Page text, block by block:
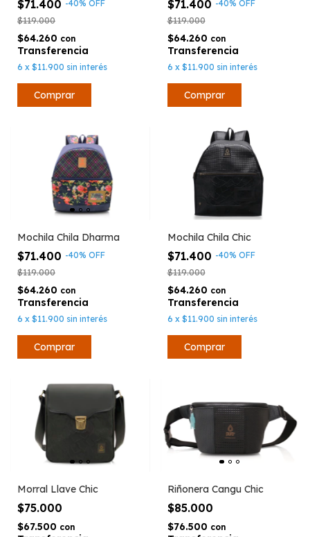
$71.400 -40% OFF
$119.000
$64.260 con
6 x $11.900 sin interés
$71.400 -40% OFF
$119.000
$64.260 con
6 x $11.900 sin interés
Mochila Chila Dharma
$71.400 -40% OFF
$119.000
$64.260 con
6 x $11.900 sin interés
Mochila Chila Chic
$71.400 -40% OFF
$119.000
$64.260 con
6 x $11.900 sin interés
Morral Llave Chic
$75.000
$67.500 con
Riñonera Cangu Chic
$85.000
$76.500 con